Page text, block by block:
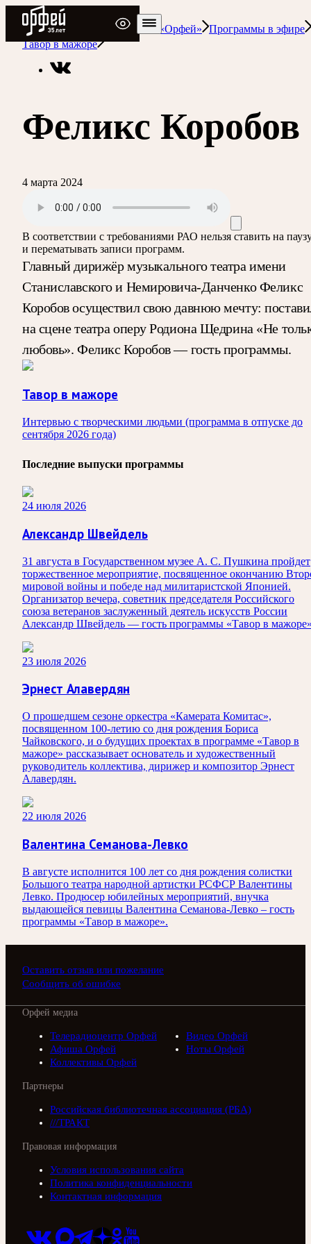
Радио Орфей
Радио классической музыки «Орфей»
Программы в эфире
Тавор в мажоре
Феликс Коробов
4 марта 2024
В соответствии с требованиями РАО нельзя ставить на
и перематывать записи программ.
Главный дирижёр музыкального театра имени
Станиславского и Немировича-Данченко Феликс
Коробов осуществил свою давнюю мечту:
на сцене театра оперу Родиона Щедрина «Не
любовь». Феликс Коробов — гость программы.
Тавор в мажоре
Интервью с творческими людьми (программа в отпуске до
сентября 2026 года)
Последние выпуски программы
24 июля 2026
Александр Швейдель
31 августа в Государственном музее А. С. Пушкина пройдет
торжественное мероприятие, посвященное окончанию
мировой войны и победе над милитаристской Японией.
Организатор вечера, советник председателя Российского
союза ветеранов заслуженный деятель искусств России
Александр Швейдель — гость программы «Тавор в
23 июля 2026
Эрнест Алавердян
О прошедшем сезоне оркестра «Камерата Комитас»,
посвященном 100-летию со дня рождения Бориса
Чайковского, и о будущих проектах в программе «Тавор в
мажоре» рассказывает основатель и художественный
руководитель коллектива, дирижер и композитор Эрнест
Алавердян.
22 июля 2026
Валентина Семанова-Левко
В августе исполнится 100 лет со дня рождения солистки
Большого театра народной артистки РСФСР Валентины
Левко. Продюсер юбилейных мероприятий, внучка
выдающейся певицы Валентина Семанова-Левко – гость
программы «Тавор в мажоре».
Оставить отзыв или пожелание
Сообщить об ошибке
Орфей медиа
Телерадиоцентр Орфей
Видео Орфей
Афиша Орфей
Ноты Орфей
Коллективы Орфей
Партнеры
Российская библиотечная ассоциация (РБА)
///ТРАКТ
Правовая информация
Условия использования сайта
Политика конфиденциальности
Контактная информация